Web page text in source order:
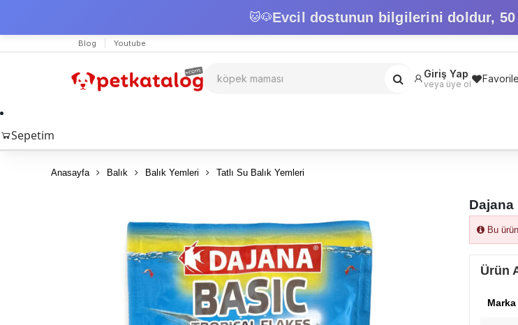
🐱🐶Evcil dostunun bilgilerini doldur,
Blog Youtube
Giriş Yap
veya üye ol
Sepetim
Anasayfa Balık Balık Yemleri Tatlı Su Balık Yemleri
Dajana
Bu
Ürün
Marka